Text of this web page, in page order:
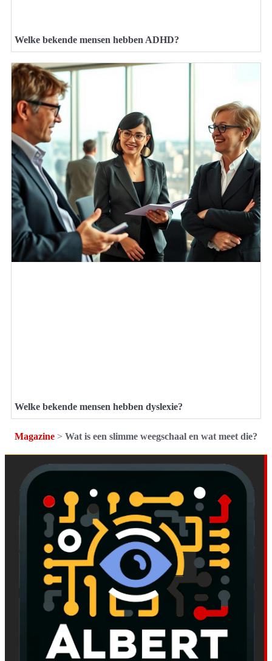
Welke bekende mensen hebben ADHD?
Welke bekende mensen hebben dyslexie?
Magazine > Wat is een slimme weegschaal en wat meet die?